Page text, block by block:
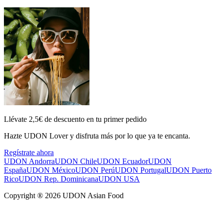
Llévate 2,5€ de descuento en tu primer pedido
Hazte UDON Lover y disfruta más por lo que ya te encanta.
Regístrate ahora
UDON AndorraUDON ChileUDON EcuadorUDON
EspañaUDON MéxicoUDON PerúUDON PortugalUDON Puerto
RicoUDON Rep. DominicanaUDON USA
Copyright ® 2026 UDON Asian Food